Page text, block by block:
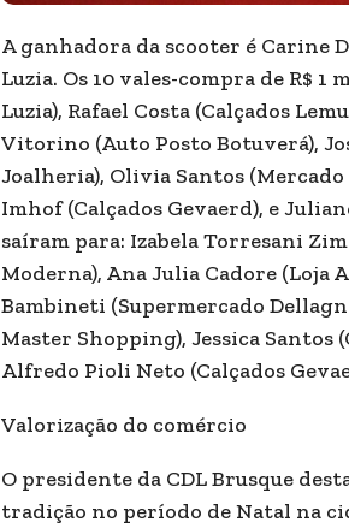
A ganhadora da scooter é Carine
Luzia. Os 10 vales-compra de R$
Luzia), Rafael Costa (Calçados
Vitorino (Auto Posto Botuverá),
Joalheria), Olivia Santos
Imhof (Calçados Gevaerd), e
saíram para: Izabela Torresani
Moderna), Ana Julia Cadore
Bambineti (Supermercado
Master Shopping), Jessica Santos
Alfredo Pioli Neto (Calçados
Valorização do comércio
O presidente da CDL Brusque
tradição no período de Natal na